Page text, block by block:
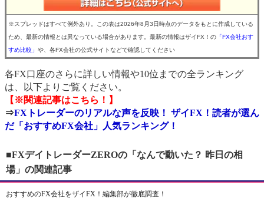
※スプレッドはすべて例外あり。この表は2026年8月3日時点のデータをもとに作成している
ため、最新の情報とは異なっている場合があります。最新の情報はザイFX！の 「FX会社おす
すめ比較」 や、各FX会社の公式サイトなどで確認してください
各FX口座のさらに詳しい情報や10位までの全ランキング
は、以下よりご覧ください。
【※関連記事はこちら！】
⇒FXトレーダーのリアルな声を反映！ ザイFX！読者が選ん
だ「おすすめFX会社」人気ランキング！
■FXデイトレーダーZEROの「なんで動いた？ 昨日の相
場」の関連記事
おすすめのFX会社をザイFX！編集部が徹底調査！